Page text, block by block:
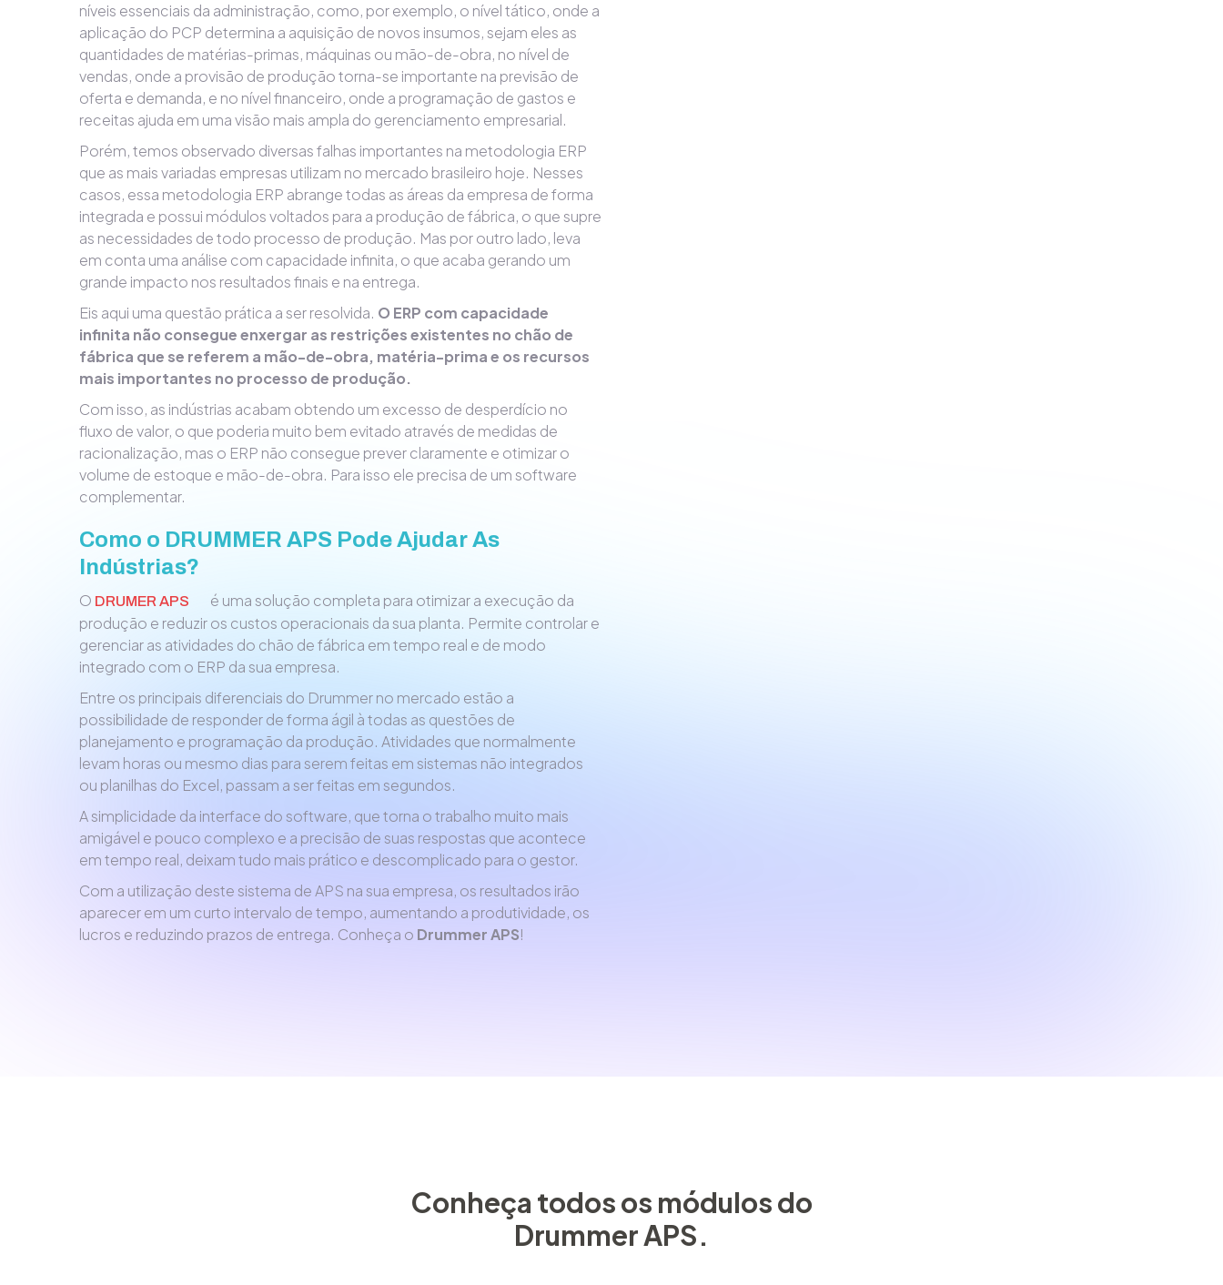
níveis essenciais da administração, como, por exemplo, o nível tático, onde a
aplicação do PCP determina a aquisição de novos insumos, sejam eles as
quantidades de matérias-primas, máquinas ou mão-de-obra, no nível de
vendas, onde a provisão de produção torna-se importante na previsão de
oferta e demanda, e no nível financeiro, onde a programação de gastos e
receitas ajuda em uma visão mais ampla do gerenciamento empresarial.
Porém, temos observado diversas falhas importantes na metodologia ERP
que as mais variadas empresas utilizam no mercado brasileiro hoje. Nesses
casos, essa metodologia ERP abrange todas as áreas da empresa de forma
integrada e possui módulos voltados para a produção de fábrica, o que supre
as necessidades de todo processo de produção. Mas por outro lado, leva
em conta uma análise com capacidade infinita, o que acaba gerando um
grande impacto nos resultados finais e na entrega.
Eis aqui uma questão prática a ser resolvida. O ERP com capacidade
infinita não consegue enxergar as restrições existentes no chão de
fábrica que se referem a mão-de-obra, matéria-prima e os recursos
mais importantes no processo de produção.
Com isso, as indústrias acabam obtendo um excesso de desperdício no
fluxo de valor, o que poderia muito bem evitado através de medidas de
racionalização, mas o ERP não consegue prever claramente e otimizar o
volume de estoque e mão-de-obra. Para isso ele precisa de um software
complementar.
Como o DRUMMER APS Pode Ajudar As
Indústrias?
O DRUMER APS
é uma solução completa para otimizar a execução da
produção e reduzir os custos operacionais da sua planta. Permite controlar e
gerenciar as atividades do chão de fábrica em tempo real e de modo
integrado com o ERP da sua empresa.
Entre os principais diferenciais do Drummer no mercado estão a
possibilidade de responder de forma ágil à todas as questões de
planejamento e programação da produção. Atividades que normalmente
levam horas ou mesmo dias para serem feitas em sistemas não integrados
ou planilhas do Excel, passam a ser feitas em segundos.
A simplicidade da interface do software, que torna o trabalho muito mais
amigável e pouco complexo e a precisão de suas respostas que acontece
em tempo real, deixam tudo mais prático e descomplicado para o gestor.
Com a utilização deste sistema de APS na sua empresa, os resultados irão
aparecer em um curto intervalo de tempo, aumentando a produtividade, os
lucros e reduzindo prazos de entrega. Conheça o Drummer APS!
Conheça todos os módulos do
Drummer APS.